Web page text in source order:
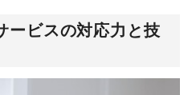
ービスの対応力と技